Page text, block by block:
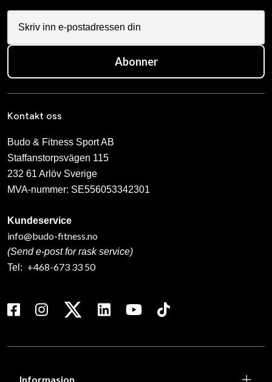
Abonner
Kontakt oss
Budo & Fitness Sport AB
Staffanstorpsvägen 115
232 61 Arlöv Sverige
MVA-nummer: SE556053342301
Kundeservice
info@budo-fitness.no
(Send e-post for rask service)
Tel: +468-673 33 50
Informasjon